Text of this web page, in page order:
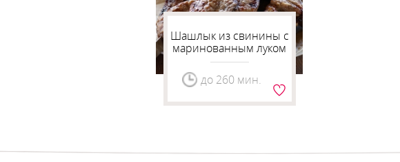
Шашлык из свинины с
маринованным луком
до 260 мин.